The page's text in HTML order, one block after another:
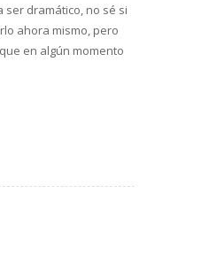
ser dramático, no sé si
ahora mismo, pero
en algún momento